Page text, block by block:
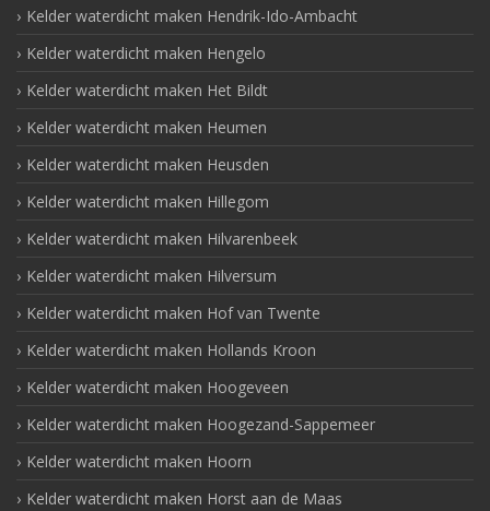
Kelder waterdicht maken Hendrik-Ido-Ambacht
Kelder waterdicht maken Hengelo
Kelder waterdicht maken Het Bildt
Kelder waterdicht maken Heumen
Kelder waterdicht maken Heusden
Kelder waterdicht maken Hillegom
Kelder waterdicht maken Hilvarenbeek
Kelder waterdicht maken Hilversum
Kelder waterdicht maken Hof van Twente
Kelder waterdicht maken Hollands Kroon
Kelder waterdicht maken Hoogeveen
Kelder waterdicht maken Hoogezand-Sappemeer
Kelder waterdicht maken Hoorn
Kelder waterdicht maken Horst aan de Maas